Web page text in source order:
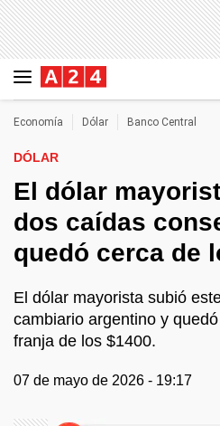
Economía Dólar Banco Central
DÓLAR
El dólar
dos caídas
quedó cerca de
El dólar mayorista subió
cambiario argentino y
franja de los $1400.
07 de mayo de 2026 - 19:17